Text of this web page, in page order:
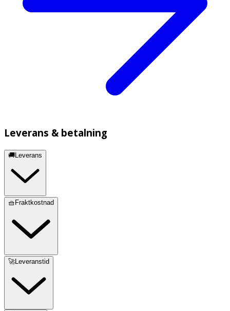
Leverans & betalning
🚚Leverans
🧺Fraktkostnad
🚀Leveranstid